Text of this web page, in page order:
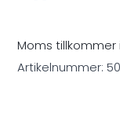
Moms tillkommer
Artikelnummer: